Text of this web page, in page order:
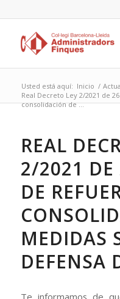
Usted está aquí: Inicio /
Real Decreto Ley 2/2021 de
consolidación de ...
REAL
2/2021 DE
DE
MEDIDAS
DEFENSA
Te informamos de